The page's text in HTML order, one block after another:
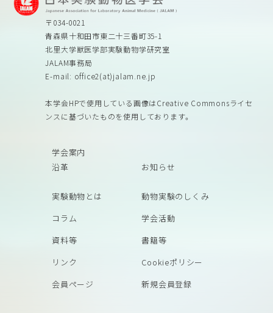
〒034-0021
青森県十和田市東二十三番町35-1
北里大学獣医学部実験動物学研究室
JALAM事務局
E-mail: office2(at)jalam.ne.jp
本学会HPで使用している画像はCreative Commonsライセ
ンスに基づいたものを使用しております。
学会案内
沿革
お知らせ
実験動物とは
動物実験のしくみ
コラム
学会活動
資料等
書籍等
リンク
Cookieポリシー
会員ページ
新規会員登録